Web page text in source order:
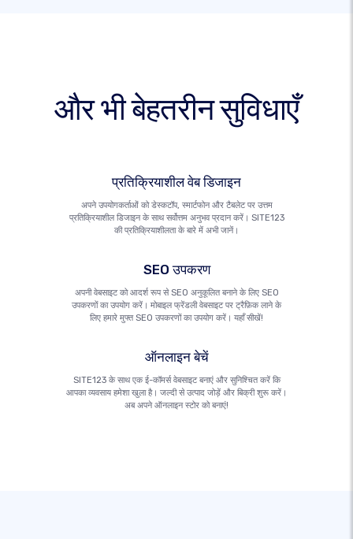
और भी बेहतरीन सुविधाएँ
प्रतिक्रियाशील वेब डिजाइन
अपने उपयोगकर्ताओं को डेस्कटॉप, स्मार्टफोन और टैबलेट पर उत्तम
प्रतिक्रियाशील डिजाइन के साथ सर्वोत्तम अनुभव प्रदान करें। SITE123
की प्रतिक्रियाशीलता के बारे में अभी जानें।
SEO उपकरण
अपनी वेबसाइट को आदर्श रूप से SEO अनुकूलित बनाने के लिए SEO
उपकरणों का उपयोग करें। मोबाइल फ्रेंडली वेबसाइट पर ट्रैफ़िक लाने के
लिए हमारे मुफ्त SEO उपकरणों का उपयोग करें। यहाँ सीखें!
ऑनलाइन बेचें
SITE123 के साथ एक ई-कॉमर्स वेबसाइट बनाएं और सुनिश्चित करें कि
आपका व्यवसाय हमेशा खुला है। जल्दी से उत्पाद जोड़ें और बिक्री शुरू करें।
अब अपने ऑनलाइन स्टोर को बनाएं!